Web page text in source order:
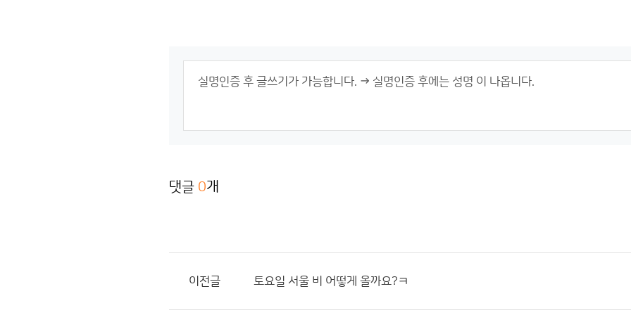
댓글 0개
이전글 토요일 서울 비 어떻게 올까요?ㅋ